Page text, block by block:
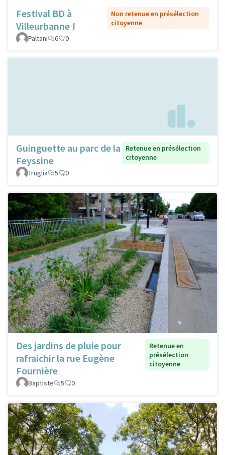
Festival BD à
Villeurbanne !
Non retenue en présélection
citoyenne
Paltani
6 0
Guinguette au parc de la
Feyssine
Retenue en présélection
citoyenne
Truglia
5 0
Des jardins de pluie pour
rafraichir la rue Eugène
Fournière
Retenue en
présélection
citoyenne
Baptiste 5 0